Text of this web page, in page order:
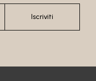
Iscriviti